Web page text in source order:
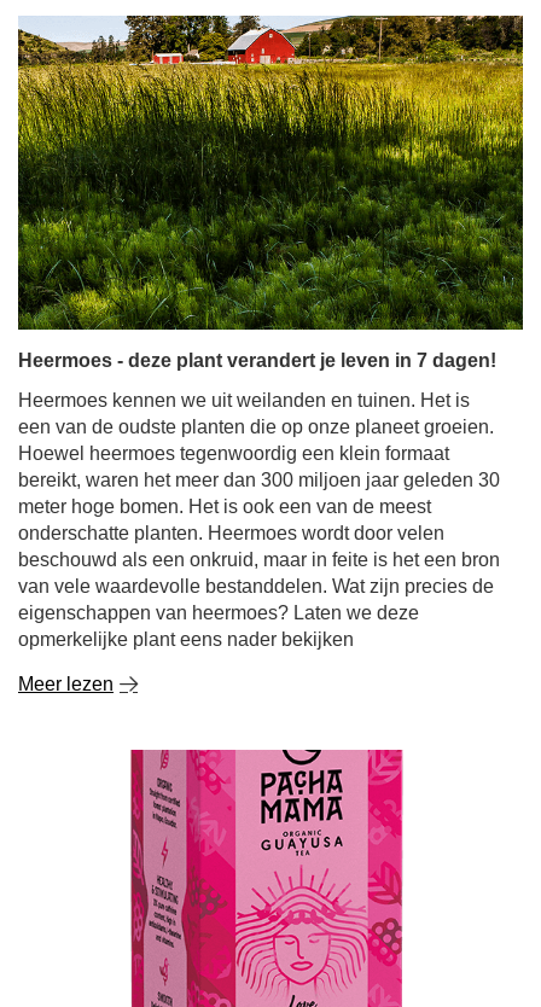
Heermoes - deze plant verandert je leven in 7 dagen!
Heermoes kennen we uit weilanden en tuinen. Het is
een van de oudste planten die op onze planeet groeien.
Hoewel heermoes tegenwoordig een klein formaat
bereikt, waren het meer dan 300 miljoen jaar geleden 30
meter hoge bomen. Het is ook een van de meest
onderschatte planten. Heermoes wordt door velen
beschouwd als een onkruid, maar in feite is het een bron
van vele waardevolle bestanddelen. Wat zijn precies de
eigenschappen van heermoes? Laten we deze
opmerkelijke plant eens nader bekijken
Meer lezen